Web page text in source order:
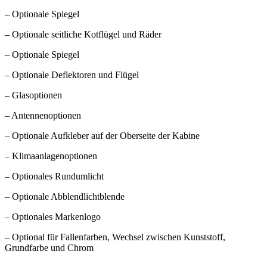
– Optionale Spiegel
– Optionale seitliche Kotflügel und Räder
– Optionale Spiegel
– Optionale Deflektoren und Flügel
– Glasoptionen
– Antennenoptionen
– Optionale Aufkleber auf der Oberseite der Kabine
– Klimaanlagenoptionen
– Optionales Rundumlicht
– Optionale Abblendlichtblende
– Optionales Markenlogo
– Optional für Fallenfarben, Wechsel zwischen Kunststoff,
Grundfarbe und Chrom